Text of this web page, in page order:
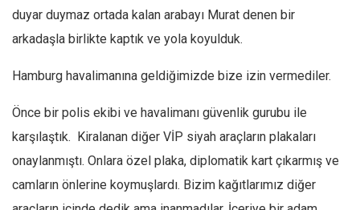
duyar duymaz ortada kalan arabayı Murat denen bir
arkadaşla birlikte kaptık ve yola koyulduk.
Hamburg havalimanına geldiğimizde bize izin vermediler.
Önce bir polis ekibi ve havalimanı güvenlik gurubu ile
karşılaştık. Kiralanan diğer VİP siyah araçların plakaları
onaylanmıştı. Onlara özel plaka, diplomatik kart çıkarmış ve
camların önlerine koymuşlardı. Bizim kağıtlarımız diğer